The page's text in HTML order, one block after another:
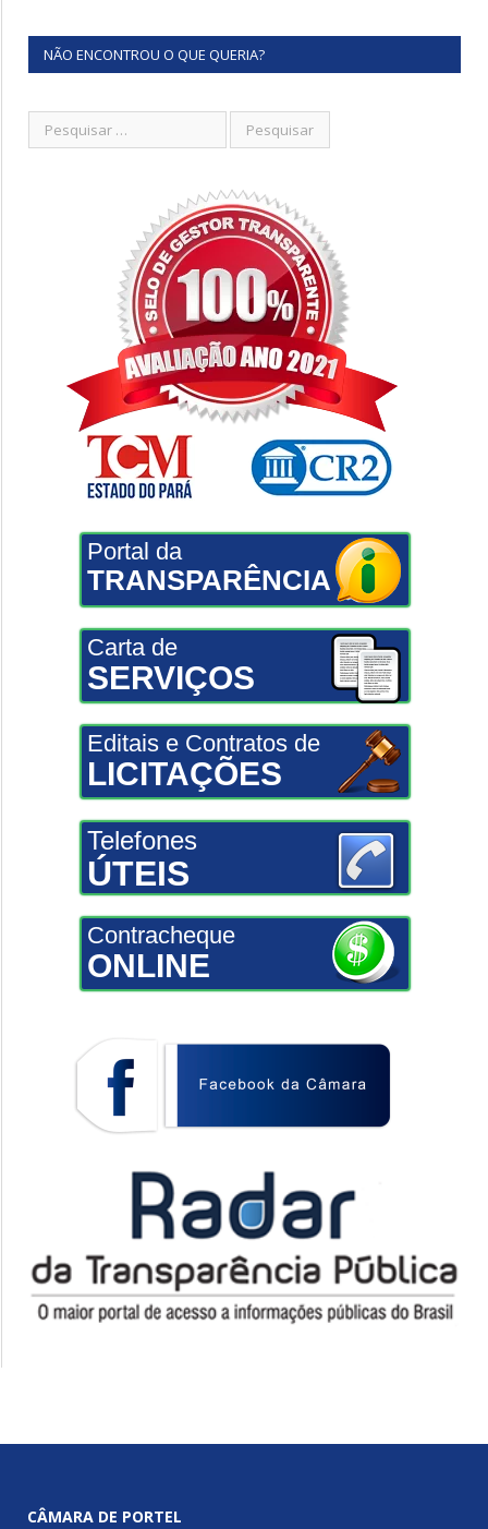
NÃO ENCONTROU O QUE QUERIA?
Portal da
TRANSPARÊNCIA
Carta de
SERVIÇOS
Editais e Contratos de
LICITAÇÕES
Telefones
ÚTEIS
Contracheque
ONLINE
CÂMARA DE PORTEL